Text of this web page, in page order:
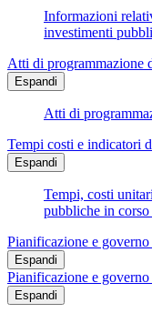
Informazioni
investimenti
Atti di programmazione
Espandi
Atti di
Tempi costi e indicatori
Espandi
Tempi, costi
pubbliche in
Pianificazione e
Espandi
Pianificazione e
Espandi